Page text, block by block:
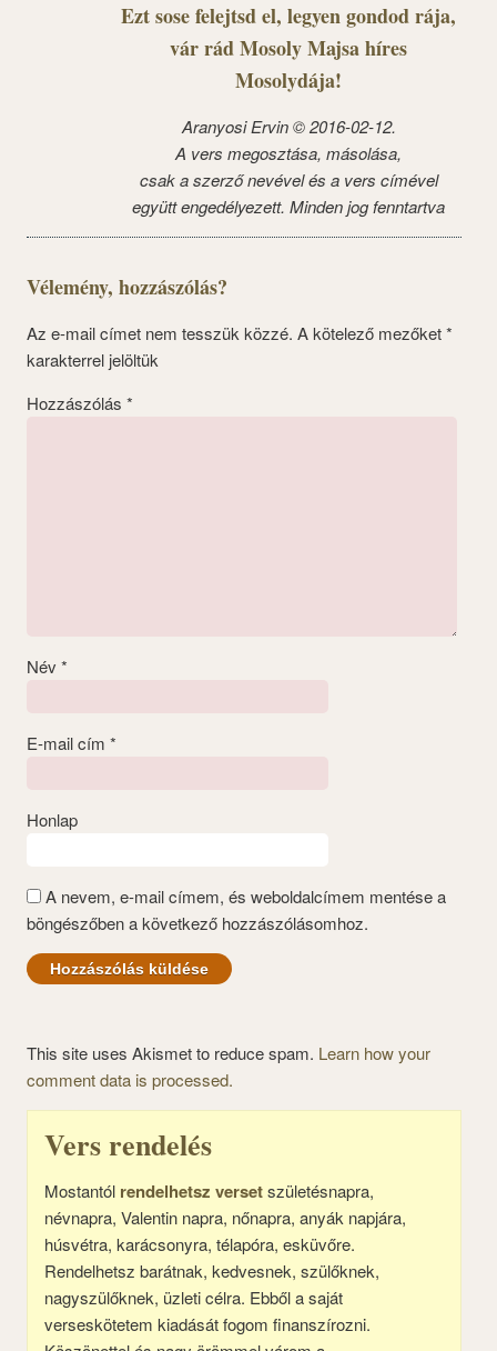
Ezt sose felejtsd el, legyen gondod rája,
vár rád Mosoly Majsa híres
Mosolydája!
Aranyosi Ervin © 2016-02-12.
A vers megosztása, másolása,
csak a szerző nevével és a vers címével
együtt engedélyezett. Minden jog fenntartva
Vélemény, hozzászólás?
Az e-mail címet nem tesszük közzé. A kötelező mezőket*
karakterrel jelöltük
Hozzászólás *
Név *
E-mail cím *
Honlap
A nevem, e-mail címem, és weboldalcímem mentése a
böngészőben a következő hozzászólásomhoz.
This site uses Akismet to reduce spam. Learn how your
comment data is processed.
Vers rendelés
Mostantól rendelhetsz versetszületésnapra,
névnapra, Valentin napra, nőnapra, anyák napjára,
húsvétra, karácsonyra, télapóra, esküvőre.
Rendelhetsz barátnak, kedvesnek, szülőknek,
nagyszülőknek, üzleti célra. Ebből a saját
verseskötetem kiadását fogom finanszírozni.